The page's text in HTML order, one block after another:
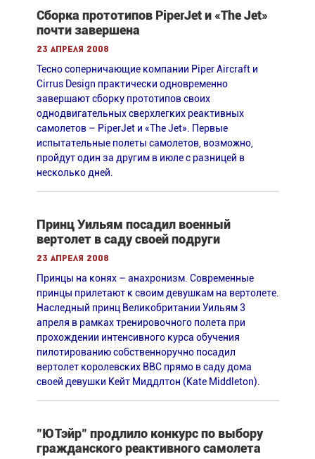
Сборка прототипов PiperJet и «The Jet»
почти завершена
23 апреля 2008
Тесно соперничающие компании Piper Aircraft и
Cirrus Design практически одновременно
завершают сборку прототипов своих
однодвигательных сверхлегких реактивных
самолетов – PiperJet и «The Jet». Первые
испытательные полеты самолетов, возможно,
пройдут один за другим в июле с разницей в
несколько дней.
Принц Уильям посадил военный
вертолет в саду своей подруги
23 апреля 2008
Принцы на конях – анахронизм. Современные
принцы прилетают к своим девушкам на вертолете.
Наследный принц Великобритании Уильям 3
апреля в рамках тренировочного полета при
прохождении интенсивного курса обучения
пилотированию собственноручно посадил
вертолет королевских ВВС прямо в саду дома
своей девушки Кейт Миддлтон (Kate Middleton).
"ЮТэйр" продлило конкурс по выбору
гражданского реактивного самолета